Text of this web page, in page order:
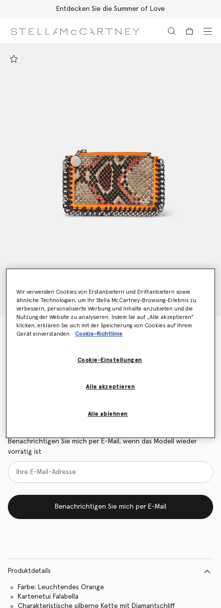
Entdecken Sie die Summer of Love
Kartenetui Falabella
Benachrichtigen Sie mich per E-Mail, wenn das Modell wieder
vorrätig ist
Benachrichtigen Sie mich per E-Mail
Produktdetails
Farbe: Leuchtendes Orange
Kartenetui Falabella
Charakteristische silberne Kette mit Diamantschliff
Wir verwenden Cookies von Erstanbietern und Drittanbietern sowie
ähnliche Technologien, um Ihr Stella McCartney-Browsing-Erlebnis zu
verbessern, personalisierte Werbung und Inhalte anzubieten und die
Nutzung der Website zu analysieren. Indem Sie auf „Alle akzeptieren"
klicken, erklären Sie sich mit der Speicherung von Cookies auf Ihrem
Gerät einverstanden.
Cookie-Richtlinie
Cookie-Einstellungen
Alle ablehnen
Alle akzeptieren